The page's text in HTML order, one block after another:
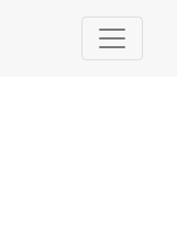
reflexões e